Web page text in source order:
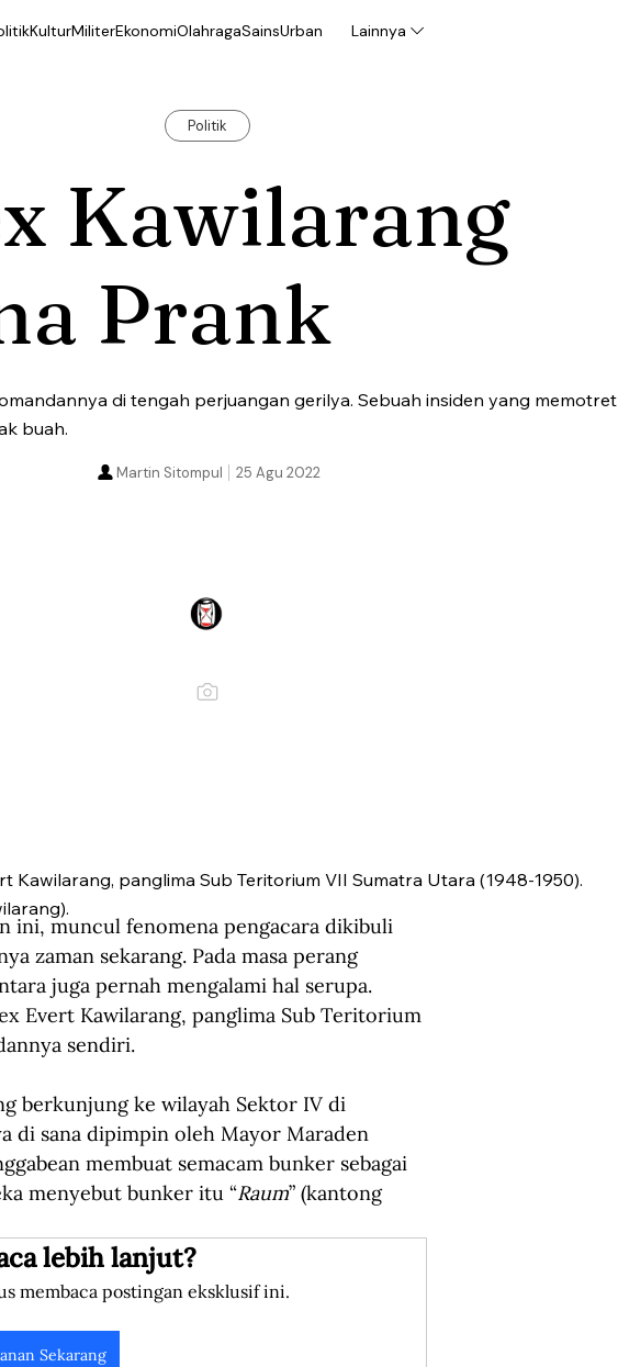
KulturMiliterEkonomiOlahragaSainsUrban Lainnya
Politik
Kawilarang
Prank
di tengah perjuangan gerilya. Sebuah insiden yang memotret
buah.
25 Agu 2022
Martin Sitompul
Kawilarang, panglima Sub Teritorium VII Sumatra Utara (1948-1950).
ini, muncul fenomena pengacara dikibuli
zaman sekarang. Pada masa perang
juga pernah mengalami hal serupa.
Evert Kawilarang, panglima Sub Teritorium
sendiri.
berkunjung ke wilayah Sektor IV di
di sana dipimpin oleh Mayor Maraden
membuat semacam bunker sebagai
menyebut bunker itu “Raum” (kantong
lebih lanjut?
membaca postingan eksklusif ini.
Sekarang